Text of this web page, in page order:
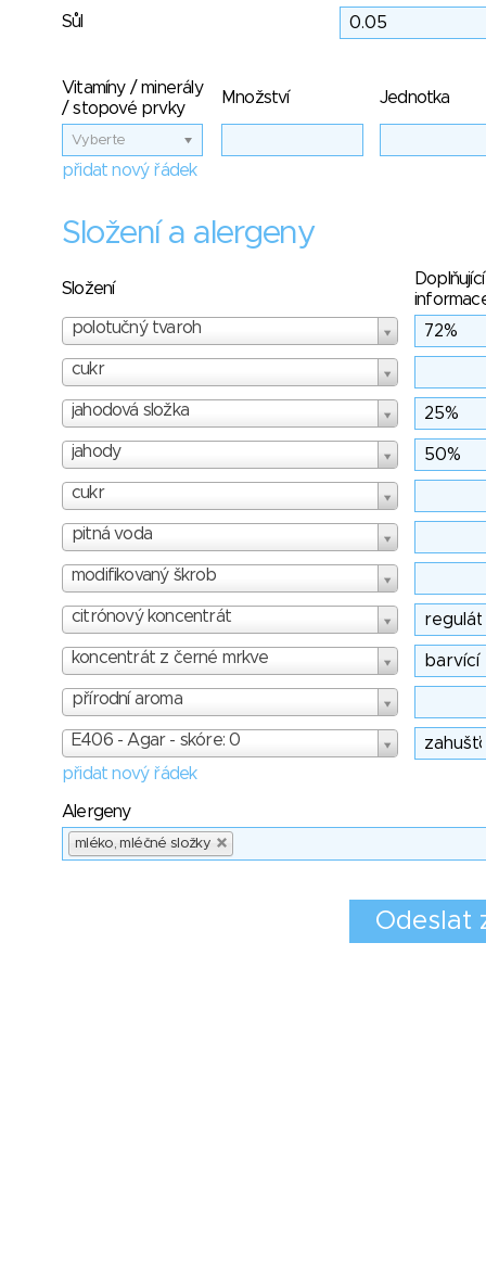
Sůl
Vitamíny / minerály
/ stopové prvky
Množství Jednotka
Vyberte
přidat nový řádek
Složení a alergeny
Složení
Doplňující
polotučný tvaroh
cukr
jahodová složka
jahody
cukr
pitná voda
modifikovaný škrob
citrónový koncentrát
koncentrát z černé mrkve
přírodní aroma
E406 - Agar - skóre: 0
přidat nový řádek
Alergeny
mléko, mléčné složky